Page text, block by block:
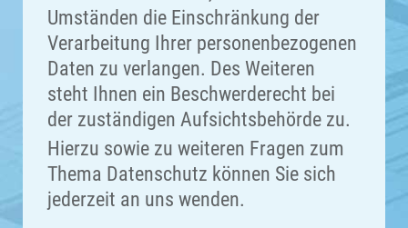
Umständen die Einschränkung der
Verarbeitung Ihrer personenbezogenen
Daten zu verlangen. Des Weiteren
steht Ihnen ein Beschwerderecht bei
der zuständigen Aufsichtsbehörde zu.
Hierzu sowie zu weiteren Fragen zum
Thema Datenschutz können Sie sich
jederzeit an uns wenden.